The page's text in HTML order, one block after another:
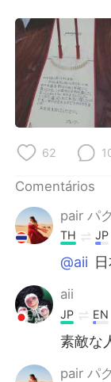
繁體中文
العربية
Deutsch
Italiano
Tiếng Việt
62
Comentários
pair パ
TH JP
@aii
aii
JP EN
素敵な
pair パ